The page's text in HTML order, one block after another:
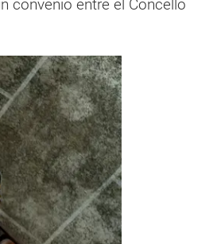
convenio entre el Concello